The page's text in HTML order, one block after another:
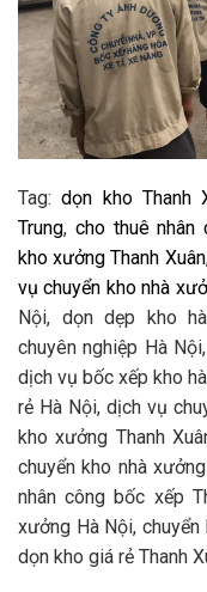
Tag:dọn kho Thanh
Trung, cho thuê nhân
kho xưởng Thanh Xuân
vụ chuyển kho nhà
Nội, dọn dẹp kho
chuyên nghiệp Hà
dịch vụ bốc xếp kho
rẻ Hà Nội, dịch vụ
kho xưởng Thanh
chuyển kho nhà
nhân công bốc xếp
xưởng Hà Nội,
dọn kho giá rẻ Thanh